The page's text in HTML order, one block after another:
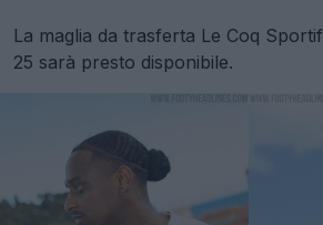
La maglia da trasferta Le Coq
25 sarà presto disponibile.